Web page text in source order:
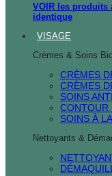
VOIR les produits
identique
VISAGE
Crèmes & Soins
CRÈMES
CRÈMES
SOINS
CONTOUR
SOINS À
Nettoyants &